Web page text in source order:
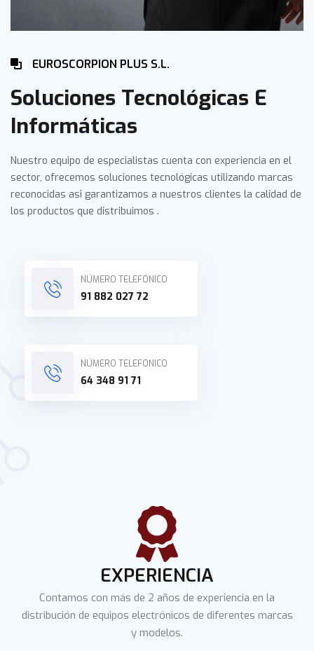
EUROSCORPION PLUS S.L.
Soluciones Tecnológicas E
Informáticas
Nuestro equipo de especialistas cuenta con experiencia en el
sector, ofrecemos soluciones tecnológicas utilizando marcas
reconocidas asi garantizamos a nuestros clientes la calidad de
los productos que distribuimos .
NÚMERO TELEFÓNICO
91 882 027 72
NÚMERO TELEFÓNICO
64 348 91 71
EXPERIENCIA
Contamos con más de 2 años de experiencia en la
distribución de equipos electrónicos de diferentes marcas
y modelos.